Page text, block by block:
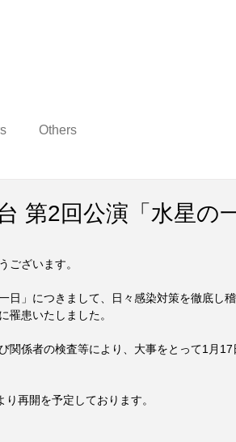
Others
第2回公演「水星の
ございます。
日」につきまして、日々感染対策を徹底し
罹患いたしました。
関係者の検査等により、大事をとって1月
り再開を予定しております。